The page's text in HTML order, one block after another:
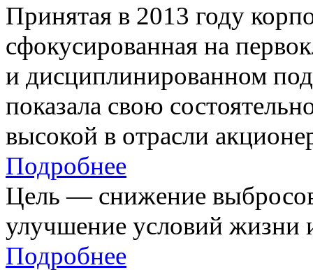
Принятая в 2013 году
сфокусированная на
и дисциплинированном
показала свою
высокой в отрасли
Подробнее
Цель — снижение
улучшение условий жизни
Подробнее